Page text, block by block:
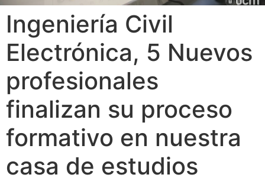
Ingeniería Civil
Electrónica, 5 Nuevos
profesionales
finalizan su proceso
formativo en nuestra
casa de estudios